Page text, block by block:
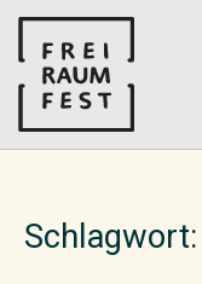
content
Schlagwort: